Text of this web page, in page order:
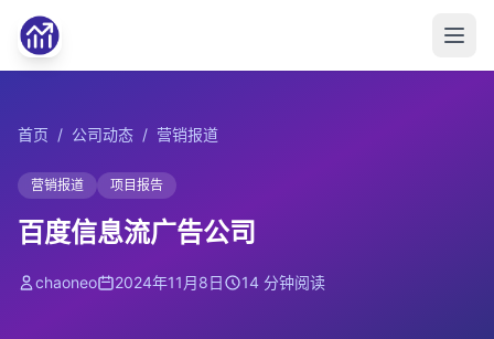
首页 / 公司动态 / 营销报道
营销报道 项目报告
百度信息流广告公司
chaoneo 2024年11月8日 14 分钟阅读